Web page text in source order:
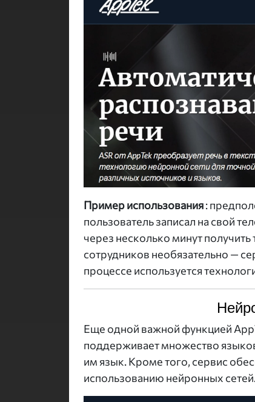
Пример использования:
пользователь записал на свой
через несколько минут
сотрудников необязательно —
процессе используется
Еще одной важной функцией
поддерживает множество
им язык. Кроме того, сервис
использованию нейронных